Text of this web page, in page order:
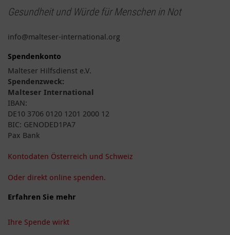
Gesundheit und Würde für Menschen in Not
info@malteser-international.org
Spendenkonto
Malteser Hilfsdienst e.V.
Spendenzweck:
Malteser International
IBAN:
DE10 3706 0120 1201 2000 12
BIC: GENODED1PA7
Pax Bank
Kontodaten Österreich und Schweiz
Oder direkt online spenden.
Erfahren Sie mehr
Ihre Spende wirkt